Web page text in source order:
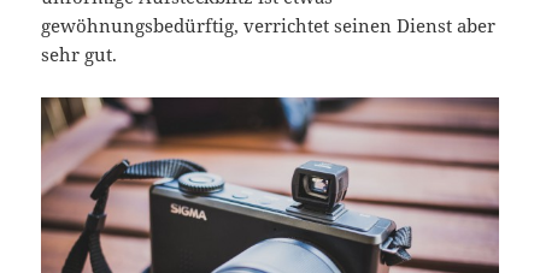
gewöhnungsbedürftig, verrichtet seinen Dienst aber
sehr gut.